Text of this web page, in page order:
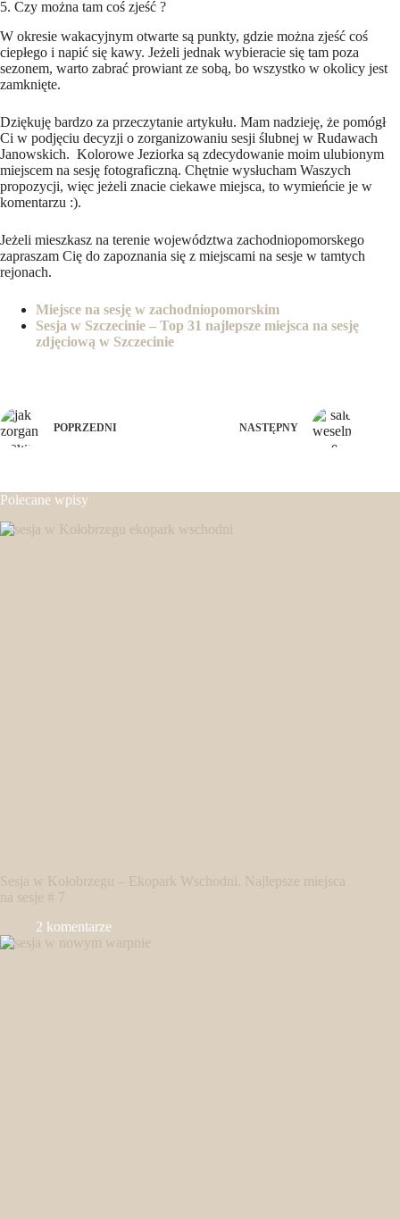
5. Czy można tam coś zjeść ?
W okresie wakacyjnym otwarte są punkty, gdzie można zjeść coś
ciepłego i napić się kawy. Jeżeli jednak wybieracie się tam poza
sezonem, warto zabrać prowiant ze sobą, bo wszystko w okolicy jest
zamknięte.
Dziękuję bardzo za przeczytanie artykułu. Mam nadzieję, że pomógł
Ci w podjęciu decyzji o zorganizowaniu sesji ślubnej w Rudawach
Janowskich. Kolorowe Jeziorka są zdecydowanie moim ulubionym
miejscem na sesję fotograficzną. Chętnie wysłucham Waszych
propozycji, więc jeżeli znacie ciekawe miejsca, to wymieńcie je w
komentarzu :).
Jeżeli mieszkasz na terenie województwa zachodniopomorskego
zapraszam Cię do zapoznania się z miejscami na sesje w tamtych
rejonach.
Miejsce na sesję w zachodniopomorskim
Sesja w Szczecinie – Top 31 najlepsze miejsca na sesję
zdjęciową w Szczecinie
POPRZEDNI NASTĘPNY
Polecane wpisy
Sesja w Kołobrzegu – Ekopark Wschodni. Najlepsze miejsca
na sesje # 7
2 komentarze